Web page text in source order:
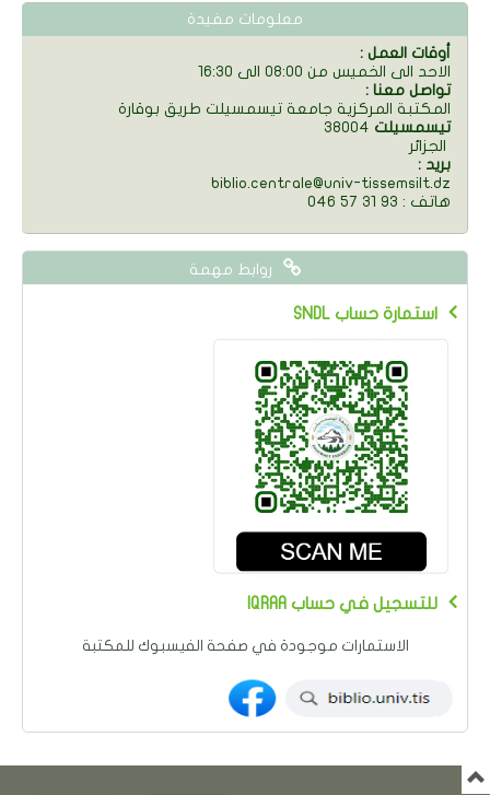
معلومات مفيدة
: أوقات العمل
الاحد الى الخميس من 08:00 الى 16:30
: تواصل معنا
المكتبة المركزية جامعة تيسمسيلت طريق بوقارة
38004 تيسمسيلت
: بريد
biblio.centrale@univ-tissemsilt.dz
046 57 31 93 : هاتف
روابط مهمة
SNDL استمارة حساب
IQRAA للتسجيل في حساب
الاستمارات موجودة في صفحة الفيسبوك للمكتبة